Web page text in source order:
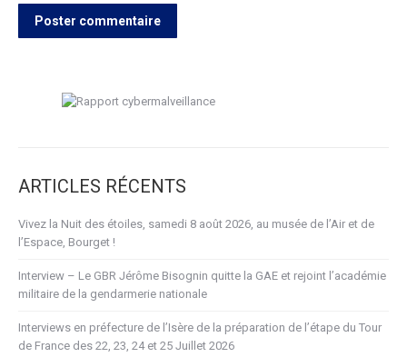
Poster commentaire
ARTICLES RÉCENTS
Vivez la Nuit des étoiles, samedi 8 août 2026, au musée de l’Air et de
l’Espace, Bourget !
Interview – Le GBR Jérôme Bisognin quitte la GAE et rejoint l’académie
militaire de la gendarmerie nationale
Interviews en préfecture de l’Isère de la préparation de l’étape du Tour
de France des 22, 23, 24 et 25 Juillet 2026